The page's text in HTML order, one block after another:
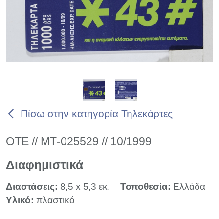
Πίσω στην κατηγορία Τηλεκάρτες
ΟΤΕ // ΜΤ-025529 // 10/1999
Διαφημιστικά
Διαστάσεις: 8,5 x 5,3 εκ. Τοποθεσία: Ελλάδα
Υλικό: πλαστικό